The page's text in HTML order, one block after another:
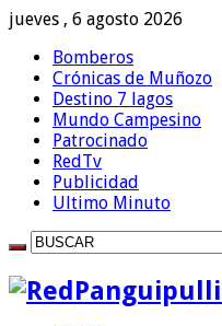
jueves , 6 agosto 2026
Bomberos
Crónicas de Muñozo
Destino 7 lagos
Mundo Campesino
Patrocinado
RedTv
Publicidad
Ultimo Minuto